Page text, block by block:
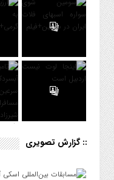
:: گزارش تصویری